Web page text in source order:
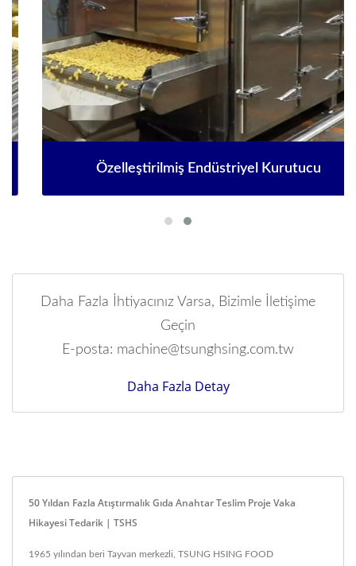
Özelleştirilmiş Endüstriyel Kurutucu
Daha Fazla İhtiyacınız Varsa, Bizimle İletişime
Geçin
E-posta: machine@tsunghsing.com.tw
Daha Fazla Detay
50 Yıldan Fazla Atıştırmalık Gıda Anahtar Teslim Proje Vaka
Hikayesi Tedarik | TSHS
1965 yılından beri Tayvan merkezli, TSUNG HSING FOOD